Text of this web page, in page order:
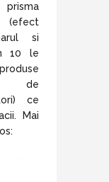
si
10 le
de
ce
Mai